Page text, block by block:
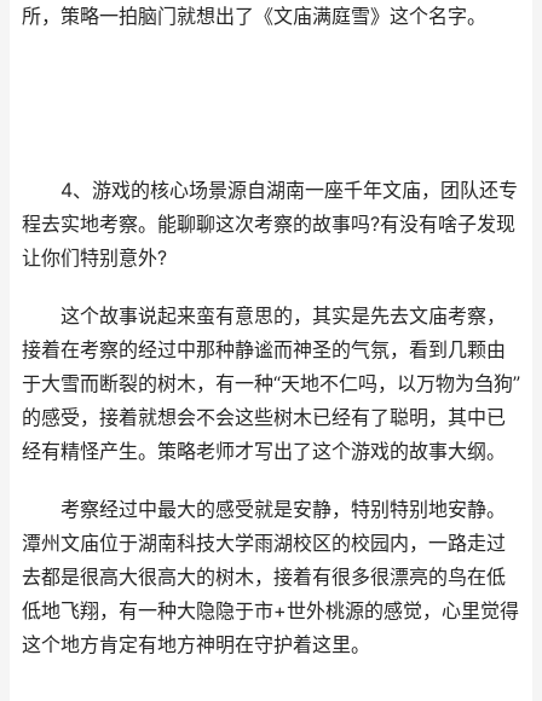
所，策略一拍脑门就想出了《文庙满庭雪》这个名字。
4、游戏的核心场景源自湖南一座千年文庙，团队还专
程去实地考察。能聊聊这次考察的故事吗?有没有啥子发现
让你们特别意外?
这个故事说起来蛮有意思的，其实是先去文庙考察，
接着在考察的经过中那种静谧而神圣的气氛，看到几颗由
于大雪而断裂的树木，有一种“天地不仁吗，以万物为刍狗”
的感受，接着就想会不会这些树木已经有了聪明，其中已
经有精怪产生。策略老师才写出了这个游戏的故事大纲。
考察经过中最大的感受就是安静，特别特别地安静。
潭州文庙位于湖南科技大学雨湖校区的校园内，一路走过
去都是很高大很高大的树木，接着有很多很漂亮的鸟在低
低地飞翔，有一种大隐隐于市+世外桃源的感觉，心里觉得
这个地方肯定有地方神明在守护着这里。